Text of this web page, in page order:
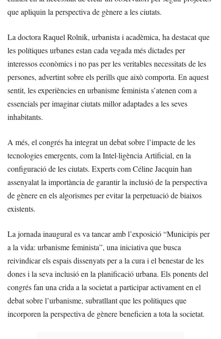
que apliquin la perspectiva de gènere a les ciutats.
La doctora Raquel Rolnik, urbanista i acadèmica, ha destacat que
les polítiques urbanes estan cada vegada més dictades per
interessos econòmics i no pas per les veritables necessitats de les
persones, advertint sobre els perills que això comporta. En aquest
sentit, les experiències en urbanisme feminista s’atenen com a
essencials per imaginar ciutats millor adaptades a les seves
inhabitants.
A més, el congrés ha integrat un debat sobre l’impacte de les
tecnologies emergents, com la Intel·ligència Artificial, en la
configuració de les ciutats. Experts com Céline Jacquin han
assenyalat la importància de garantir la inclusió de la perspectiva
de gènere en els algorismes per evitar la perpetuació de biaixos
existents.
La jornada inaugural es va tancar amb l’exposició “Municipis per
a la vida: urbanisme feminista”, una iniciativa que busca
reivindicar els espais dissenyats per a la cura i el benestar de les
dones i la seva inclusió en la planificació urbana. Els ponents del
congrés fan una crida a la societat a participar activament en el
debat sobre l’urbanisme, subratllant que les polítiques que
incorporen la perspectiva de gènere beneficien a tota la societat.